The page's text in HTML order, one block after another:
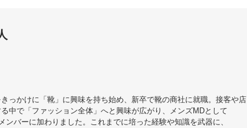
っかけに「靴」に興味を持ち始め、新卒で靴の商社に就職。接客や店
中で「ファッション全体」へと興味が広がり、メンズMDとして
ンバーに加わりました。これまでに培った経験や知識を武器に、